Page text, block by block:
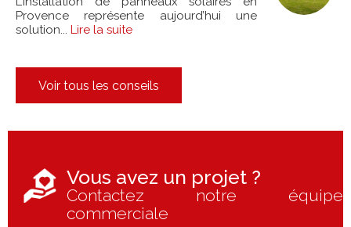
Provence représente aujourd’hui une
solution... Lire la suite
Voir tous les conseils
Vous avez un projet ?
Contactez notre équipe
commerciale